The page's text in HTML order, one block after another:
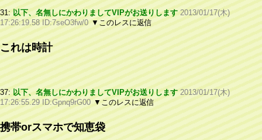
31: 以下、名無しにかわりましてVIPがお送りします 2013/01/17(木)
17:26:19.58 ID:7seO3fw/0 ▼このレスに返信
これは時計
37: 以下、名無しにかわりましてVIPがお送りします 2013/01/17(木)
17:26:55.29 ID:Gpnq9rG00 ▼このレスに返信
携帯orスマホで知恵袋